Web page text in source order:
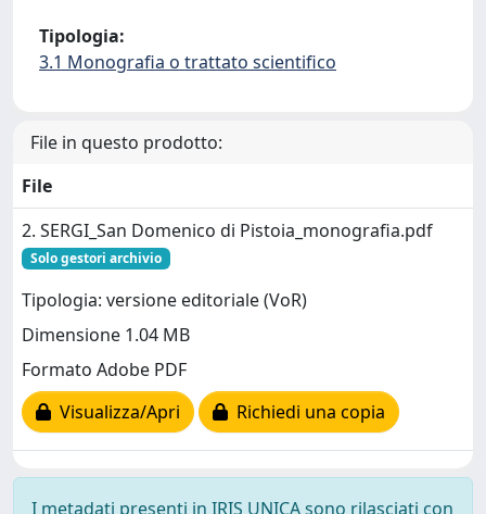
Tipologia:
3.1 Monografia o trattato scientifico
File in questo prodotto:
File
2. SERGI_San Domenico di Pistoia_monografia.pdf
Solo gestori archivio
Tipologia: versione editoriale (VoR)
Dimensione 1.04 MB
Formato Adobe PDF
Visualizza/Apri
Richiedi una copia
I metadati presenti in IRIS UNICA sono rilasciati con